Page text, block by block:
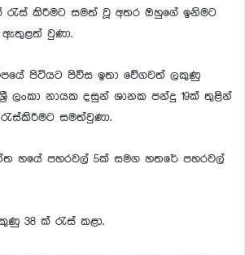
කිරීමට සමත් වූ අතර ඔහුගේ ඉනිමට
ඇතුළත් වුණා.
පිටියට පිවිස ඉතා වේගවත් ලකුණු
ලංකා නායක දසුන් ශානක පන්දු 19ක් තුළින්
සමත්වුණා.
හයේ පහරවල් 5ක් සමග හතරේ පහරවල්
38 ක් රැස් කළා.